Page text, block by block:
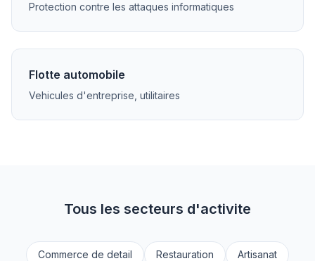
Protection contre les attaques informatiques
Flotte automobile
Vehicules d'entreprise, utilitaires
Tous les secteurs d'activite
Commerce de detail Restauration Artisanat